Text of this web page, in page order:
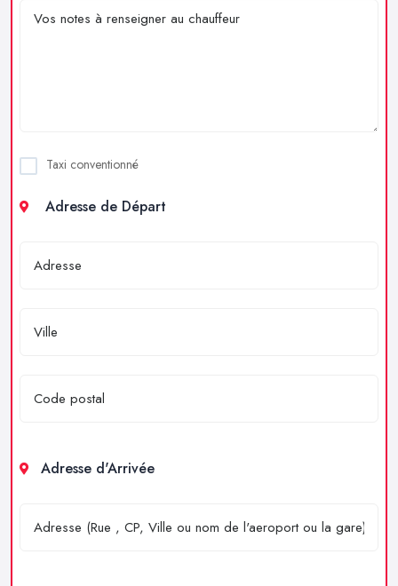
Taxi conventionné
Adresse de Départ
Adresse d'Arrivée